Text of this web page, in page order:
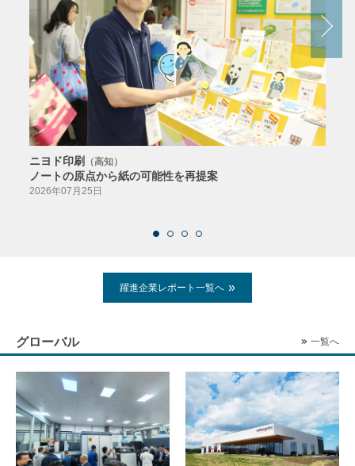
ニヨド印刷 （高知）
ノートの原点から紙の可能性を再提案
2026年07月25日
躍進企業レポート一覧へ
グローバル 一覧へ